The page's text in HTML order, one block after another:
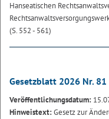
Hanseatischen
(S. 552 - 561)
Gesetzblatt 2026 Nr. 81
Veröffentlichungsdatum:
Hinweistext:Gesetz zur